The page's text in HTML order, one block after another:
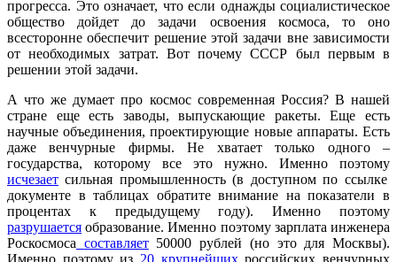
прогресса. Это означает, что если однажды социалистическое
общество дойдет до задачи освоения космоса, то оно
всесторонне обеспечит решение этой задачи вне зависимости
от необходимых затрат. Вот почему СССР был первым в
решении этой задачи.
А что же думает про космос современная Россия? В нашей
стране еще есть заводы, выпускающие ракеты. Еще есть
научные объединения, проектирующие новые аппараты. Есть
даже венчурные фирмы. Не хватает только одного –
государства, которому все это нужно. Именно поэтому
исчезает сильная промышленность (в доступном по ссылке
документе в таблицах обратите внимание на показатели в
процентах к предыдущему году). Именно поэтому
разрушается образование. Именно поэтому зарплата инженера
Роскосмоса составляет50000 рублей (но это для Москвы).
Именно поэтому из 20 крупнейшихроссийских венчурных